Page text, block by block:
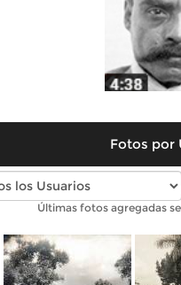
Fotos por
Fotos antiguas
Últimas fotos agregadas